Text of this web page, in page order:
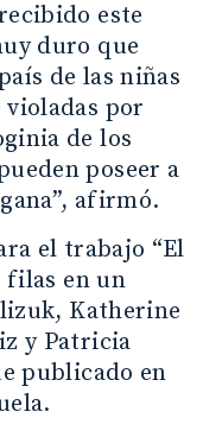
este
duro que
de las niñas
por
de los
poseer a
afirmó.
el trabajo “El
filas en un
Katherine
y Patricia
publicado en